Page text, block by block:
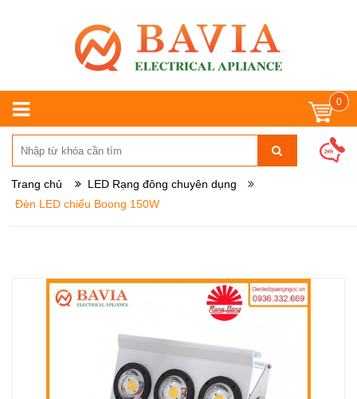
0
Trang chủ
LED Rạng đông chuyên dụng
Đèn LED chiếu Boong 150W